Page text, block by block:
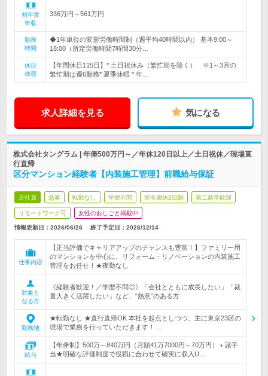
初年度
年収
336万円～561万円
勤務
時間
◆1年単位の変形労働時間制（週平均40時間以内） 基本9:00～
18:00（所定労働時間7時間30分…
休日
休暇
【年間休日115日】* 土日祝休み（繁忙期を除く） ※1～3月の
繁忙期は週6勤務* 夏季休暇 * 年…
求人詳細を見る 気になる
株式会社タングラム | 年俸500万円～／年休120日以上／土日祝休／現場直
行直帰
区分マンション経験者【内装施工管理】前職給与保証
正社員 急募 転勤なし 学歴不問 完全週休2日制 第二新卒歓迎
リモートワーク可 女性のおしごと掲載中
情報更新日：2026/06/26 終了予定日： 2026/12/14
仕事内容
【正当評価でキャリアアップのチャンスも豊富！】ファミリー用
のマンションを中心に、リフォーム・リノベーションの内装施工
管理をお任せ！★夜勤なし
対象と
なる方
《経験者歓迎！／学歴不問◎》「会社とともに成長したい」「裁
量大きく活躍したい」など、“熱意”のある方
勤務地
★転勤なし ★直行直帰OK 本社を起点としつつ、主に東京23区の
現場で業務を行っていただきます！…
給与
【年俸制】500万～840万円（月額41万7000円～70万円）＋諸手
当★明確な評価制度で役職に合わせて確実に収入U…